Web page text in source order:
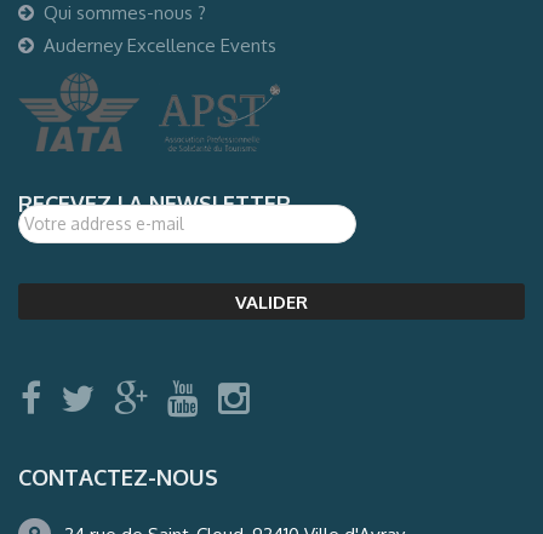
Qui sommes-nous ?
Auderney Excellence Events
RECEVEZ LA NEWSLETTER
CONTACTEZ-NOUS